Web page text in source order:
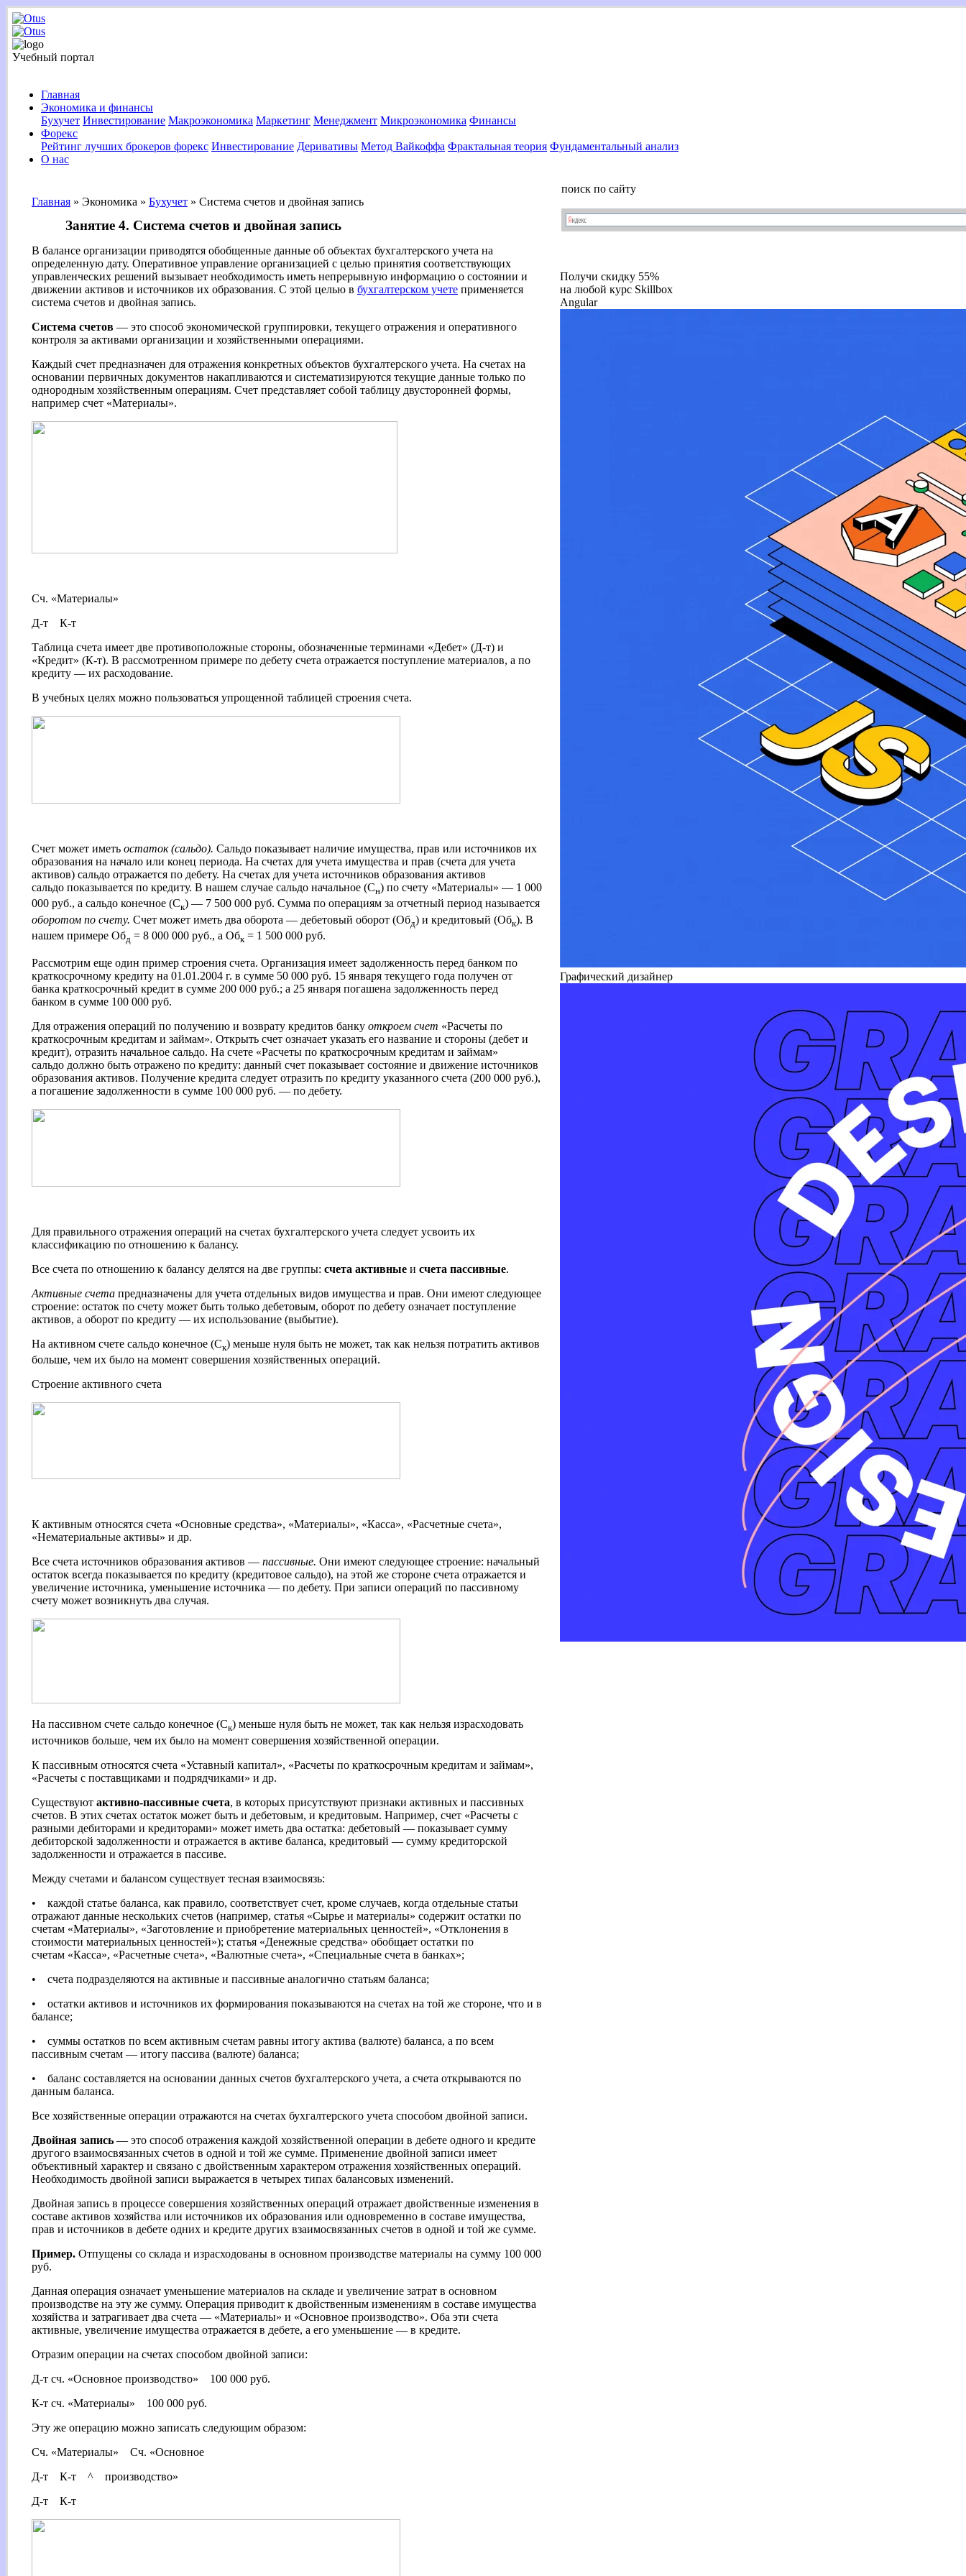
Учебный портал
Главная
Экономика и финансы
Бухучет Инвестирование Макроэкономика Маркетинг Менеджмент Микроэкономика Финансы
Форекс
Рейтинг лучших брокеров форекс Инвестирование Деривативы Метод Вайкоффа Фрактальная теория Фундаментальный анализ
О нас
Главная » Экономика » Бухучет » Система счетов и двойная запись
Занятие 4. Система счетов и двойная запись
В балансе организации приводятся обобщенные данные об объектах бухгалтерского учета на
определенную дату. Оперативное управление организацией с целью принятия соответствующих
управленческих решений вызывает необходимость иметь непрерывную информацию о состоянии и
движении активов и источников их образования. С этой целью в бухгалтерском учете применяется
система счетов и двойная запись.
Система счетов — это способ экономической группировки, текущего отражения и оперативного
контроля за активами организации и хозяйственными операциями.
Каждый счет предназначен для отражения конкретных объектов бухгалтерского учета. На счетах на
основании первичных документов накапливаются и систематизируются текущие данные только по
однородным хозяйственным операциям. Счет представляет собой таблицу двусторонней формы,
например счет «Материалы».
Сч. «Материалы»
Д-т К-т
Таблица счета имеет две противоположные стороны, обозначенные терминами «Дебет» (Д-т) и
«Кредит» (К-т). В рассмотренном примере по дебету счета отражается поступление материалов, а по
кредиту — их расходование.
В учебных целях можно пользоваться упрощенной таблицей строения счета.
Счет может иметь остаток (сальдо). Сальдо показывает наличие имущества, прав или источников их
образования на начало или конец периода. На счетах для учета имущества и прав (счета для учета
активов) сальдо отражается по дебету. На счетах для учета источников образования активов
сальдо показывается по кредиту. В нашем случае сальдо начальное (Сн) по счету «Материалы» — 1 000
000 руб., а сальдо конечное (Ск) — 7 500 000 руб. Сумма по операциям за отчетный период называется
оборотом по счету. Счет может иметь два оборота — дебетовый оборот (Обд) и кредитовый (Обк). В
нашем примере Обд = 8 000 000 руб., а Обк = 1 500 000 руб.
Рассмотрим еще один пример строения счета. Организация имеет задолженность перед банком по
краткосрочному кредиту на 01.01.2004 г. в сумме 50 000 руб. 15 января текущего года получен от
банка краткосрочный кредит в сумме 200 000 руб.; а 25 января погашена задолженность перед
банком в сумме 100 000 руб.
Для отражения операций по получению и возврату кредитов банку откроем счет «Расчеты по
краткосрочным кредитам и займам». Открыть счет означает указать его название и стороны (дебет и
кредит), отразить начальное сальдо. На счете «Расчеты по краткосрочным кредитам и займам»
сальдо должно быть отражено по кредиту: данный счет показывает состояние и движение источников
образования активов. Получение кредита следует отразить по кредиту указанного счета (200 000 руб.),
а погашение задолженности в сумме 100 000 руб. — по дебету.
Для правильного отражения операций на счетах бухгалтерского учета следует усвоить их
классификацию по отношению к балансу.
Все счета по отношению к балансу делятся на две группы: счета активные и счета пассивные.
Активные счета предназначены для учета отдельных видов имущества и прав. Они имеют следующее
строение: остаток по счету может быть только дебетовым, оборот по дебету означает поступление
активов, а оборот по кредиту — их использование (выбытие).
На активном счете сальдо конечное (Ск) меньше нуля быть не может, так как нельзя потратить активов
больше, чем их было на момент совершения хозяйственных операций.
Строение активного счета
К активным относятся счета «Основные средства», «Материалы», «Касса», «Расчетные счета»,
«Нематериальные активы» и др.
Все счета источников образования активов — пассивные. Они имеют следующее строение: начальный
остаток всегда показывается по кредиту (кредитовое сальдо), на этой же стороне счета отражается и
увеличение источника, уменьшение источника — по дебету. При записи операций по пассивному
счету может возникнуть два случая.
На пассивном счете сальдо конечное (Ск) меньше нуля быть не может, так как нельзя израсходовать
источников больше, чем их было на момент совершения хозяйственной операции.
К пассивным относятся счета «Уставный капитал», «Расчеты по краткосрочным кредитам и займам»,
«Расчеты с поставщиками и подрядчиками» и др.
Существуют активно-пассивные счета, в которых присутствуют признаки активных и пассивных
счетов. В этих счетах остаток может быть и дебетовым, и кредитовым. Например, счет «Расчеты с
разными дебиторами и кредиторами» может иметь два остатка: дебетовый — показывает сумму
дебиторской задолженности и отражается в активе баланса, кредитовый — сумму кредиторской
задолженности и отражается в пассиве.
Между счетами и балансом существует тесная взаимосвязь:
• каждой статье баланса, как правило, соответствует счет, кроме случаев, когда отдельные статьи
отражают данные нескольких счетов (например, статья «Сырье и материалы» содержит остатки по
счетам «Материалы», «Заготовление и приобретение материальных ценностей», «Отклонения в
стоимости материальных ценностей»); статья «Денежные средства» обобщает остатки по
счетам «Касса», «Расчетные счета», «Валютные счета», «Специальные счета в банках»;
• счета подразделяются на активные и пассивные аналогично статьям баланса;
• остатки активов и источников их формирования показываются на счетах на той же стороне, что и в
балансе;
• суммы остатков по всем активным счетам равны итогу актива (валюте) баланса, а по всем
пассивным счетам — итогу пассива (валюте) баланса;
• баланс составляется на основании данных счетов бухгалтерского учета, а счета открываются по
данным баланса.
Все хозяйственные операции отражаются на счетах бухгалтерского учета способом двойной записи.
Двойная запись — это способ отражения каждой хозяйственной операции в дебете одного и кредите
другого взаимосвязанных счетов в одной и той же сумме. Применение двойной записи имеет
объективный характер и связано с двойственным характером отражения хозяйственных операций.
Необходимость двойной записи выражается в четырех типах балансовых изменений.
Двойная запись в процессе совершения хозяйственных операций отражает двойственные изменения в
составе активов хозяйства или источников их образования или одновременно в составе имущества,
прав и источников в дебете одних и кредите других взаимосвязанных счетов в одной и той же сумме.
Пример. Отпущены со склада и израсходованы в основном производстве материалы на сумму 100 000
руб.
Данная операция означает уменьшение материалов на складе и увеличение затрат в основном
производстве на эту же сумму. Операция приводит к двойственным изменениям в составе имущества
хозяйства и затрагивает два счета — «Материалы» и «Основное производство». Оба эти счета
активные, увеличение имущества отражается в дебете, а его уменьшение — в кредите.
Отразим операции на счетах способом двойной записи:
Д-т сч. «Основное производство» 100 000 руб.
К-т сч. «Материалы» 100 000 руб.
Эту же операцию можно записать следующим образом:
Сч. «Материалы» Сч. «Основное
Д-т К-т ^ производство»
Д-т К-т
поиск по сайту
Получи скидку 55%
на любой курс Skillbox
Angular
Графический дизайнер